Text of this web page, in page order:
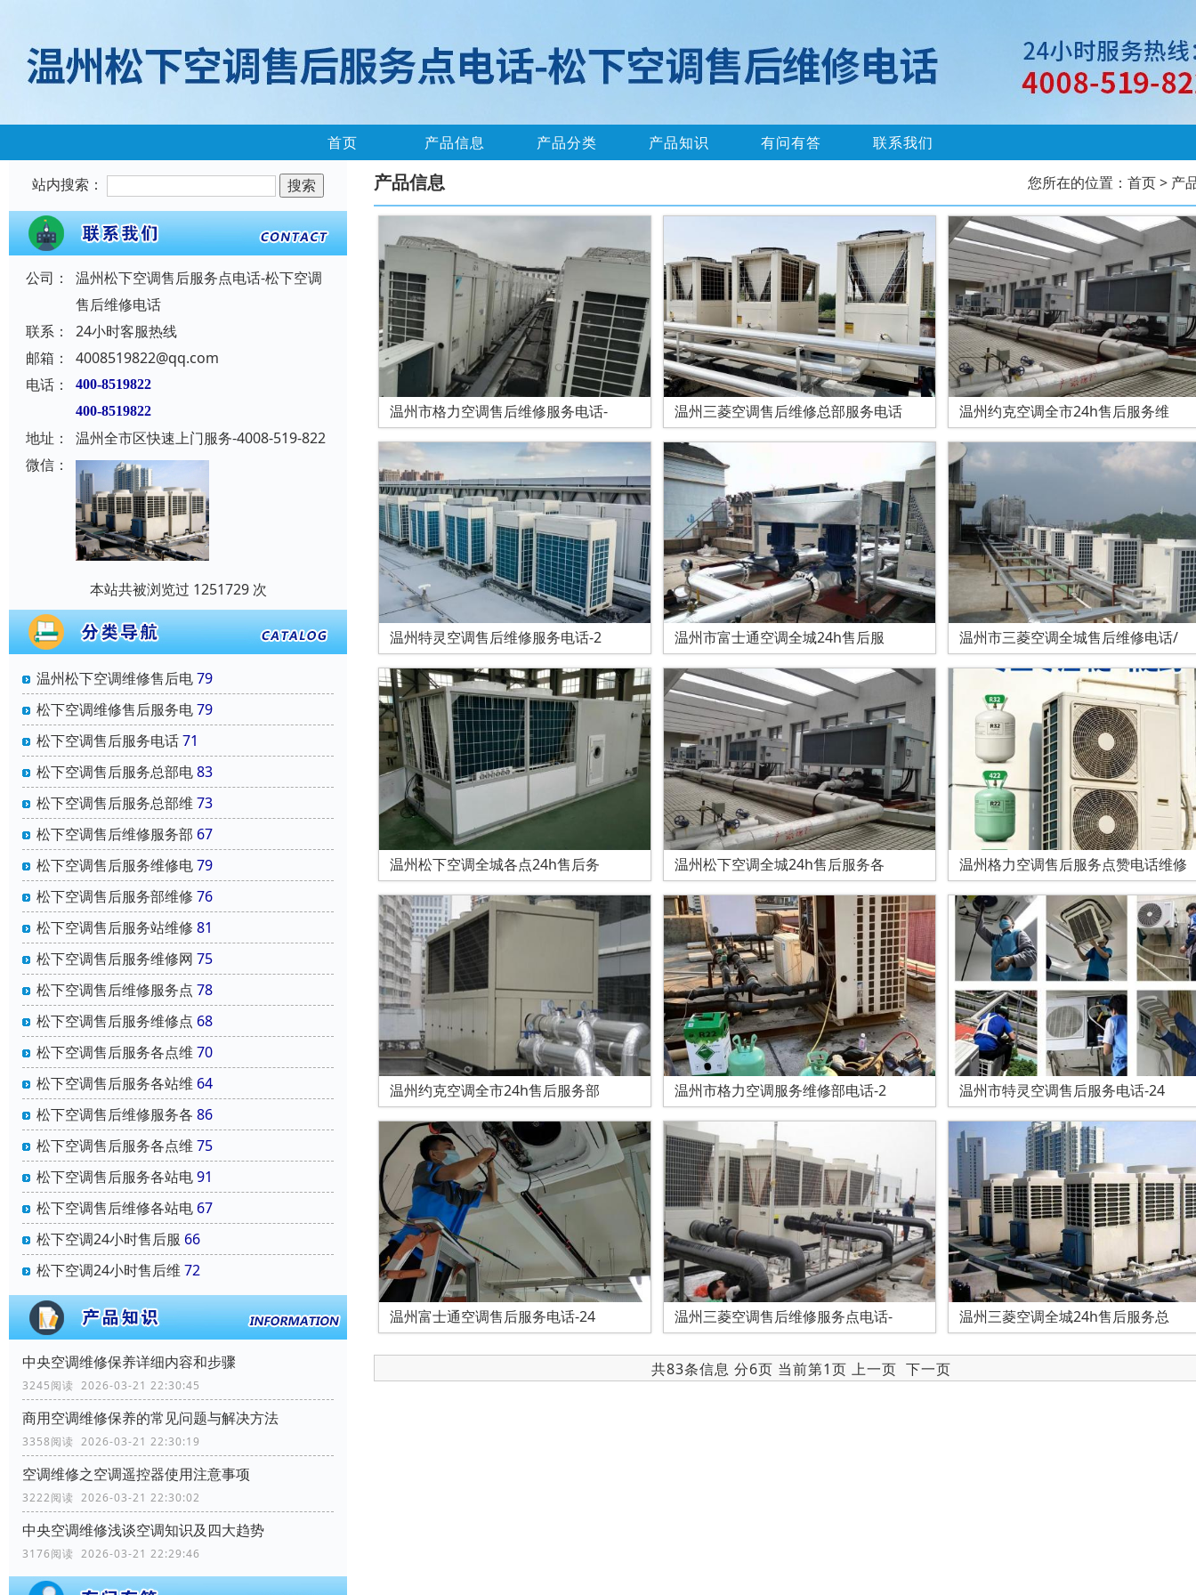
首页 产品信息 产品分类 产品知识 有问有答 联系我们
站内搜索：
公司：
温州松下空调售后服务点电话-松下空调
售后维修电话
联系：
24小时客服热线
邮箱：
4008519822@qq.com
电话：
400-8519822
400-8519822
地址：
温州全市区快速上门服务-4008-519-822
微信：
本站共被浏览过 1251729 次
温州松下空调维修售后电79
松下空调维修售后服务电79
松下空调售后服务电话71
松下空调售后服务总部电83
松下空调售后服务总部维 73
松下空调售后维修服务部 67
松下空调售后服务维修电79
松下空调售后服务部维修 76
松下空调售后服务站维修 81
松下空调售后服务维修网 75
松下空调售后维修服务点 78
松下空调售后服务维修点 68
松下空调售后服务各点维 70
松下空调售后服务各站维 64
松下空调售后维修服务各 86
松下空调售后服务各点维 75
松下空调售后服务各站电91
松下空调售后维修各站电 67
松下空调24小时售后服 66
松下空调24小时售后维 72
中央空调维修保养详细内容和步骤
3245阅读 2026-03-21 22:30:45
商用空调维修保养的常见问题与解决方法
3358阅读 2026-03-21 22:30:19
空调维修之空调遥控器使用注意事项
3222阅读 2026-03-21 22:30:02
中央空调维修浅谈空调知识及四大趋势
3176阅读 2026-03-21 22:29:46
产品信息 您所在的位置： 首页> 产
温州市格力空调售后维修服务电话- 温州三菱空调售后维修总部服务电话 温州约克空调全市24h售后服务维
温州特灵空调售后维修服务电话-2 温州市富士通空调全城24h售后服 温州市三菱空调全城售后维修电话/
温州松下空调全城各点24h售后务 温州松下空调全城24h售后服务各 温州格力空调售后服务点赞电话维修
温州约克空调全市24h售后服务部 温州市格力空调服务维修部电话-2 温州市特灵空调售后服务电话-24
温州富士通空调售后服务电话-24 温州三菱空调售后维修服务点电话- 温州三菱空调全城24h售后服务总
共83条信息 分6页 当前第1页 上一页 下一页